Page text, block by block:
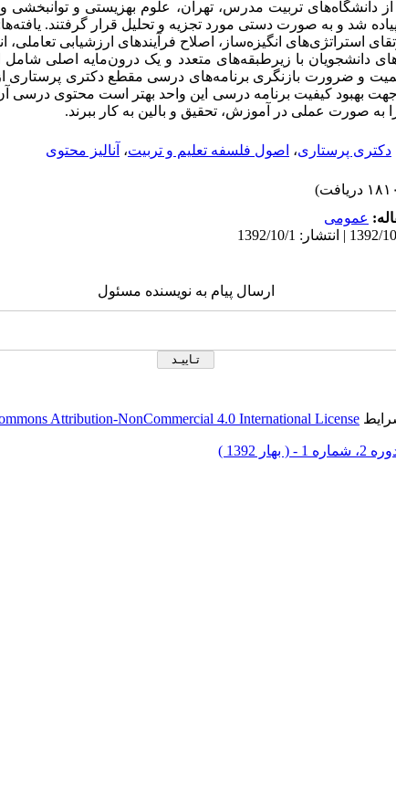
شد و به صورت دستی مورد تجزیه و تحلیل قرار گرفتند.
استراتژی‌های انگیزه‌ساز، اصلاح فرآیندهای ارزشیابی
دانشجویان با زیرطبقه‌های متعدد و یک درون‌مایه اصلی شامل
اهمیت و ضرورت بازنگری برنامه‌های درسی مقطع دکتری
بهبود کیفیت برنامه درسی این واحد بهتر است محتوی درسی
را به صورت عملی در آموزش، تحقیق و بالین به کار ببرند.
دکتری پرستاری، اصول فلسفه تعلیم و تربیت، آنالیز محتوی
عمومى
ارسال پیام به نویسنده مسئول
Attribution-NonCommercial 4.0 International License
شماره 1 - ( بهار 1392 )